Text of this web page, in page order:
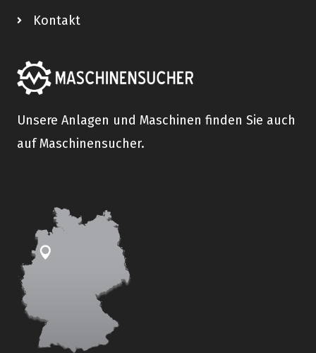
Kontakt
Unsere Anlagen und Maschinen finden Sie auch
auf Maschinensucher.